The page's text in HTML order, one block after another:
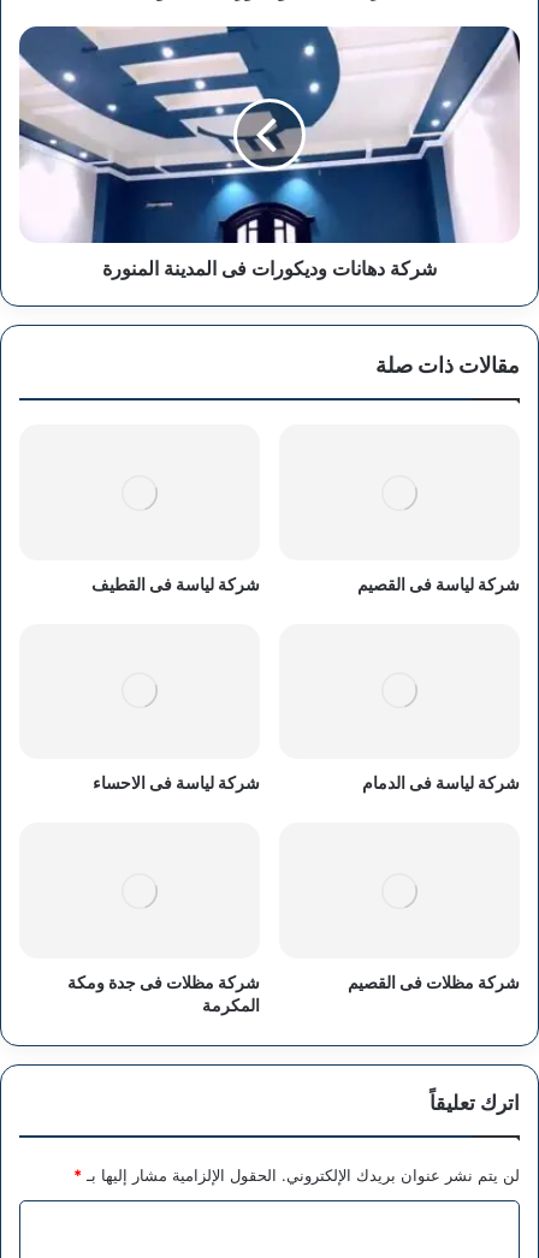
شركة
دهانات
وديكورات
شركة دهانات وديكورات فى المدينة المنورة
مقالات ذات صلة
شركة لياسة فى القصيم شركة لياسة فى القطيف
شركة لياسة فى الدمام شركة لياسة فى الاحساء
شركة مظلات فى القصيم
شركة مظلات فى جدة ومكة
المكرمة
اترك تعليقاً
لن يتم نشر عنوان بريدك الإلكتروني. الحقول الإلزامية مشار إليها بـ *